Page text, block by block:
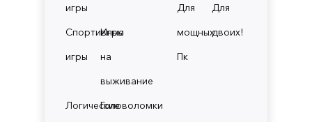
игры
Спортивные
игры
Игры
на
выживание
ЛогическиеГоловоломки
Для
мощных
Пк
Для
двоих!